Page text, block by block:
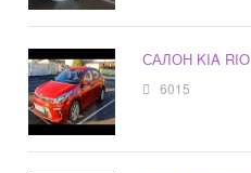
САЛОН KIA RIO
6015